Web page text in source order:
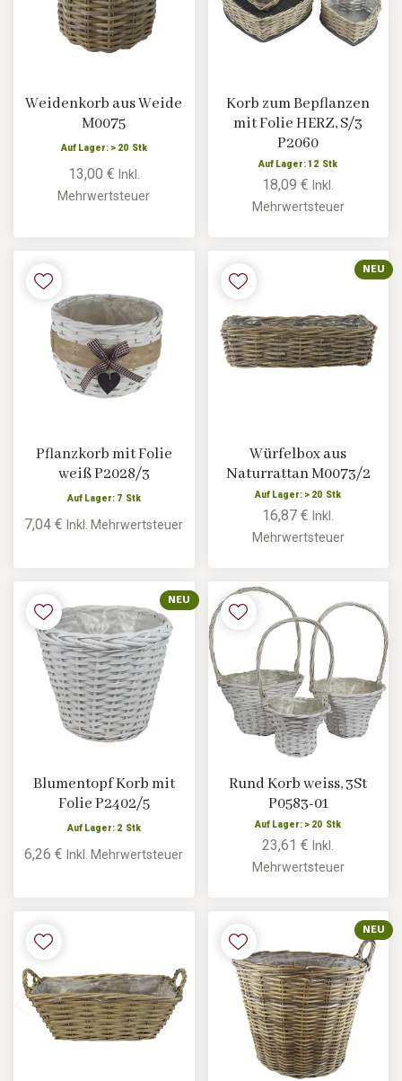
Weidenkorb aus Weide
M0075
Auf Lager: > 20 Stk
13,00 € Inkl.
Mehrwertsteuer
Korb zum Bepflanzen
mit Folie HERZ, S/3
P2060
Auf Lager: 12 Stk
18,09 €Inkl.
Mehrwertsteuer
Pflanzkorb mit Folie
weiß P2028/3
Auf Lager: 7 Stk
7,04 €Inkl. Mehrwertsteuer
NEU
Würfelbox aus
Naturrattan M0073/2
Auf Lager: > 20 Stk
16,87 €Inkl.
Mehrwertsteuer
NEU
Blumentopf Korb mit
Folie P2402/5
Auf Lager: 2 Stk
6,26 €Inkl. Mehrwertsteuer
Rund Korb weiss, 3St
P0583-01
Auf Lager: > 20 Stk
23,61 €Inkl.
Mehrwertsteuer
NEU